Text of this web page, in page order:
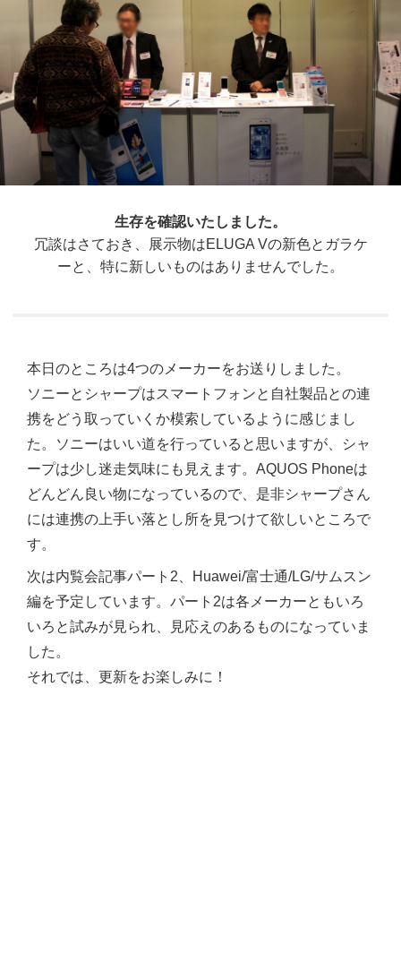
生存を確認いたしました。
冗談はさておき、展示物はELUGA Vの新色とガラケ
ーと、特に新しいものはありませんでした。
本日のところは4つのメーカーをお送りしました。
ソニーとシャープはスマートフォンと自社製品との連
携をどう取っていくか模索しているように感じまし
た。ソニーはいい道を行っていると思いますが、シャ
ープは少し迷走気味にも見えます。AQUOS Phoneは
どんどん良い物になっているので、是非シャープさん
には連携の上手い落とし所を見つけて欲しいところで
す。
次は内覧会記事パート2、Huawei/富士通/LG/サムスン
編を予定しています。パート2は各メーカーともいろ
いろと試みが見られ、見応えのあるものになっていま
した。
それでは、更新をお楽しみに！